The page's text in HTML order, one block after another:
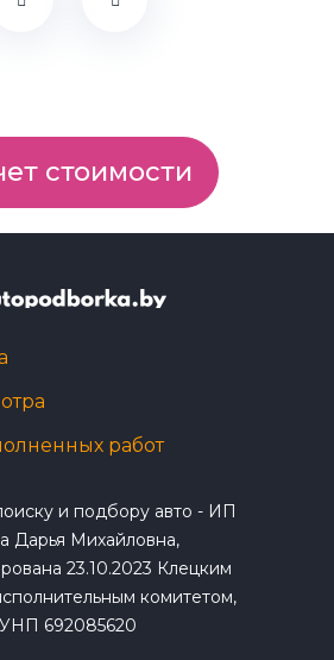
стоимости
работ
и подбору авто - ИП
Дарья Михайловна,
23.10.2023 Клецким
комитетом,
УНП 692085620